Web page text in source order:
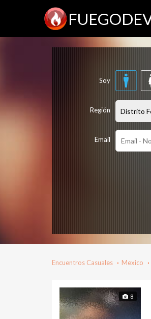
Soy
Región
Email
Encuentros Casuales Mexico
8